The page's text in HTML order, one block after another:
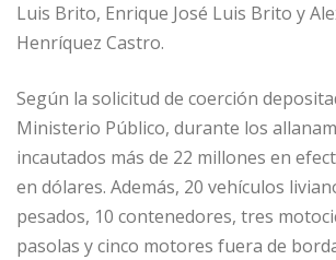
Luis Brito, Enrique José Luis Brito y
Henríquez Castro.
Según la solicitud de coerción
Ministerio Público, durante los
incautados más de 22 millones en
en dólares. Además, 20 vehículos
pesados, 10 contenedores, tres
pasolas y cinco motores fuera de